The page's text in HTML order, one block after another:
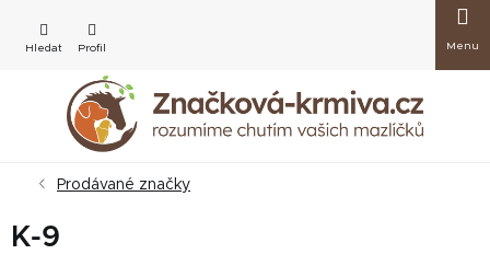
obsah
košík
Prodávané značky
K-9